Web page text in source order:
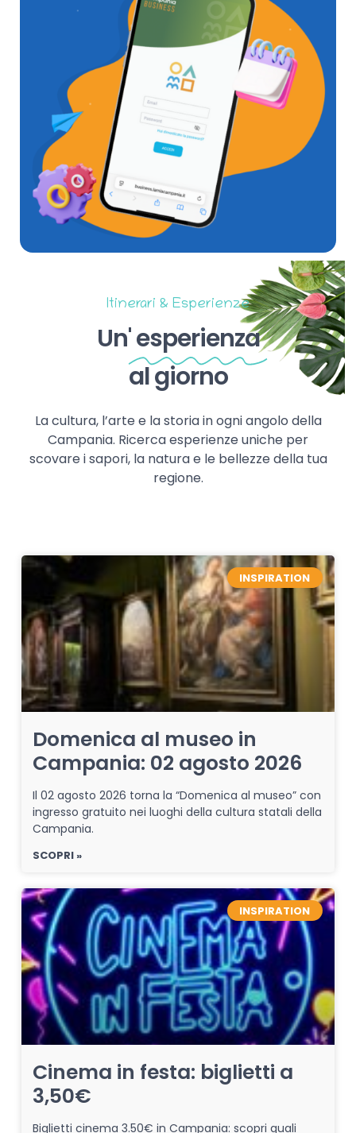
Itinerari & Esperienze
Un'esperienza
al giorno
La cultura, l’arte e la storia in ogni angolo della
Campania. Ricerca esperienze uniche per
scovare i sapori, la natura e le bellezze della tua
regione.
INSPIRATION
Domenica al museo in
Campania: 02 agosto 2026
Il 02 agosto 2026 torna la “Domenica al museo” con
ingresso gratuito nei luoghi della cultura statali della
Campania.
SCOPRI »
INSPIRATION
Cinema in festa: biglietti a
3,50€
Biglietti cinema 3.50€ in Campania: scopri quali